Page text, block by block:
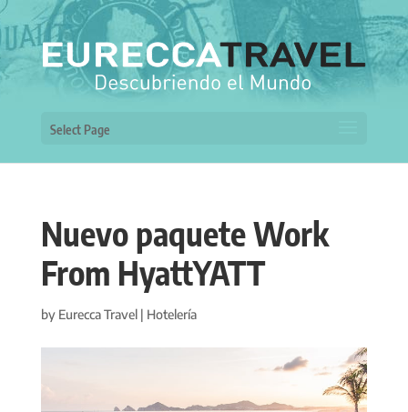
Select Page
Nuevo paquete Work
From HyattYATT
by Eurecca Travel| Hotelería